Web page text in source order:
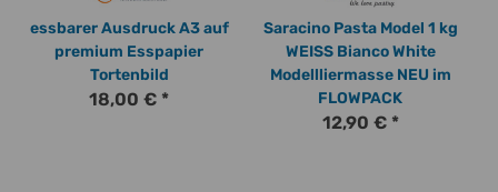
essbarer Ausdruck A3 auf
premium Esspapier
Tortenbild
18,00 € *
Saracino Pasta Model 1 kg
WEISS Bianco White
Modellliermasse NEU im
FLOWPACK
12,90 € *